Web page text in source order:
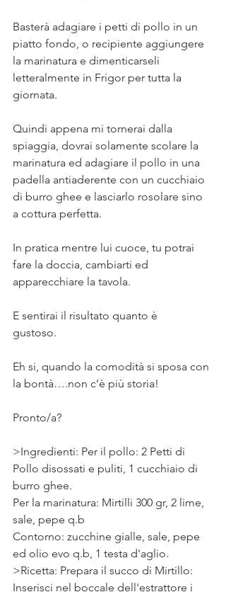
Basterà adagiare i petti di pollo in un
piatto fondo, o recipiente aggiungere
la marinatura e dimenticarseli
letteralmente in Frigor per tutta la
giornata. ⠀
Quindi appena mi tornerai dalla
spiaggia, dovrai solamente scolare la
marinatura ed adagiare il pollo in una
padella antiaderente con un cucchiaio
di burro ghee e lasciarlo rosolare sino
a cottura perfetta. ⠀
In pratica mentre lui cuoce, tu potrai
fare la doccia, cambiarti ed
apparecchiare la tavola. ⠀
E sentirai il risultato quanto è
gustoso. ⠀
Eh si, quando la comodità si sposa con
la bontà….non c’è più storia! ⠀
Pronto/a?
>Ingredienti: Per il pollo: 2 Petti di
Pollo disossati e puliti, 1 cucchiaio di
burro ghee.
Per la marinatura: Mirtilli 300 gr, 2 lime,
sale, pepe q.b
Contorno: zucchine gialle, sale, pepe
ed olio evo q.b, 1 testa d'aglio.
>Ricetta: Prepara il succo di Mirtillo:
Inserisci nel boccale dell'estrattore i